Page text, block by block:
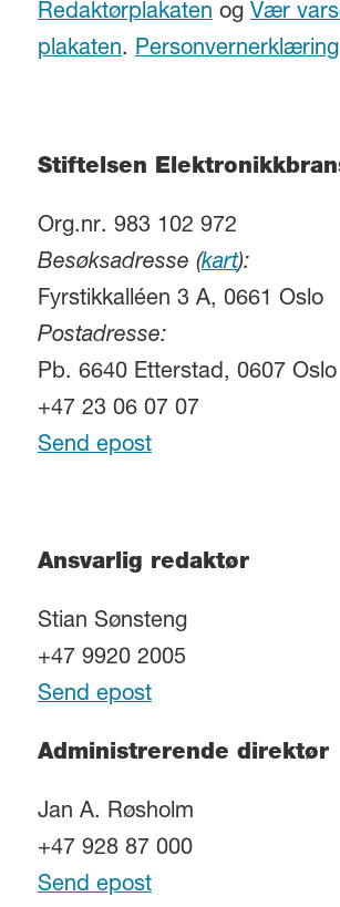
Redaktørplakaten og Vær
plakaten. Personvernerklæring
Stiftelsen
Org.nr. 983 102 972
Besøksadresse (kart):
Fyrstikkalléen 3 A, 0661 Oslo
Postadresse:
Pb. 6640 Etterstad, 0607 Oslo
+47 23 06 07 07
Send epost
Ansvarlig redaktør
Stian Sønsteng
+47 9920 2005
Send epost
Administrerende direktør
Jan A. Røsholm
+47 928 87 000
Send epost